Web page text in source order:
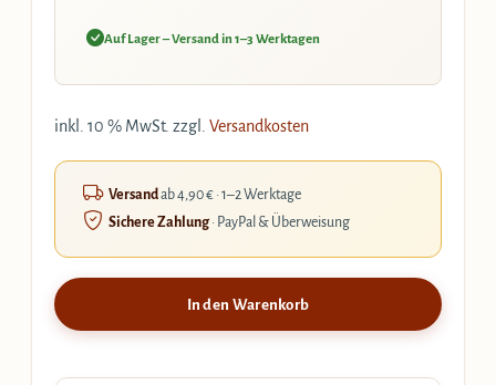
Auf Lager – Versand in 1–3 Werktagen
inkl. 10 % MwSt. zzgl. Versandkosten
Versandab 4,90 € · 1–2 Werktage
Sichere Zahlung· PayPal & Überweisung
In den Warenkorb